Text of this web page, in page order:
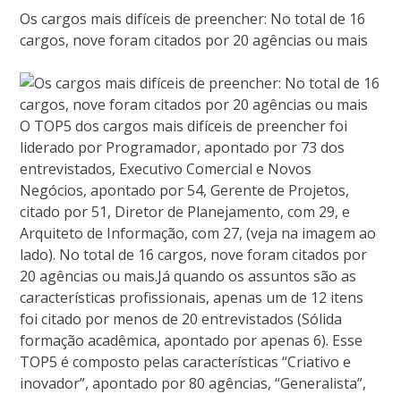
Os cargos mais difíceis de preencher: No total de 16
cargos, nove foram citados por 20 agências ou mais
O TOP5 dos cargos mais difíceis de preencher foi
liderado por Programador, apontado por 73 dos
entrevistados, Executivo Comercial e Novos
Negócios, apontado por 54, Gerente de Projetos,
citado por 51, Diretor de Planejamento, com 29, e
Arquiteto de Informação, com 27, (veja na imagem ao
lado). No total de 16 cargos, nove foram citados por
20 agências ou mais.Já quando os assuntos são as
características profissionais, apenas um de 12 itens
foi citado por menos de 20 entrevistados (Sólida
formação acadêmica, apontado por apenas 6). Esse
TOP5 é composto pelas características “Criativo e
inovador”, apontado por 80 agências, “Generalista”,